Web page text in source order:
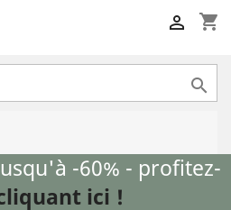
shopping_cart


-60% - profitez-
ici !